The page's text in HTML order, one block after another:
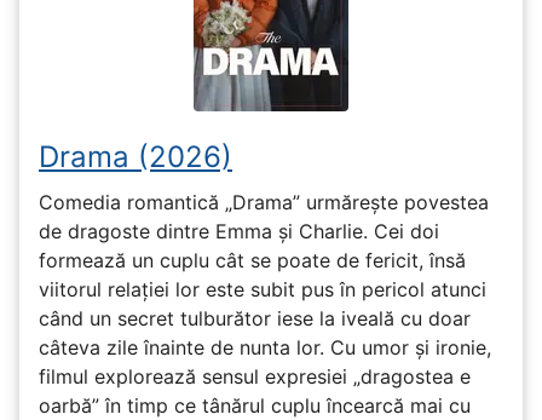
Drama (2026)
Comedia romantică „Drama” urmărește povestea
de dragoste dintre Emma și Charlie. Cei doi
formează un cuplu cât se poate de fericit, însă
viitorul relației lor este subit pus în pericol atunci
când un secret tulburător iese la iveală cu doar
câteva zile înainte de nunta lor. Cu umor și ironie,
filmul explorează sensul expresiei „dragostea e
oarbă” în timp ce tânărul cuplu încearcă mai cu